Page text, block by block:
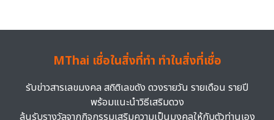
MThai เชื่อในสิ่งที่ทำ ทำในสิ่งที่เชื่อ
รับข่าวสารเลขมงคล สถิติเลขดัง ดวงรายวัน รายเดือน รายปี
พร้อมแนะนำวิธีเสริมดวง
ลุ้นรับรางวัลจากกิจกรรมเสริมความเป็นมงคลให้กับตัวท่านเอง